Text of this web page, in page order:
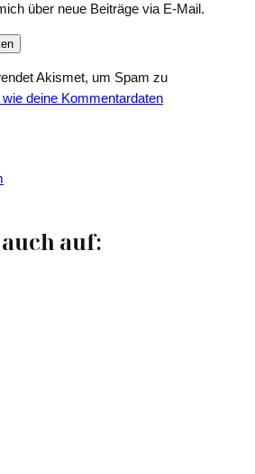
über neue Beiträge via E-Mail.
Akismet, um Spam zu
wie deine Kommentardaten
auf: